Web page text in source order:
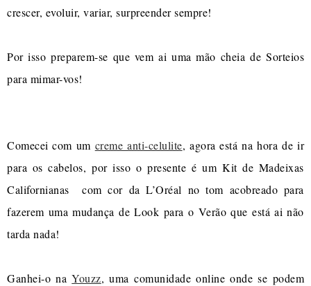
crescer, evoluir, variar, surpreender sempre!
Por isso preparem-se que vem ai uma mão cheia de Sorteios
para mimar-vos!
Comecei com um creme anti-celulite, agora está na hora de ir
para os cabelos, por isso o presente é um Kit de Madeixas
Californianas com cor da L’Oréal no tom acobreado para
fazerem uma mudança de Look para o Verão que está ai não
tarda nada!
Ganhei-o naYouzz, uma comunidade online onde se podem